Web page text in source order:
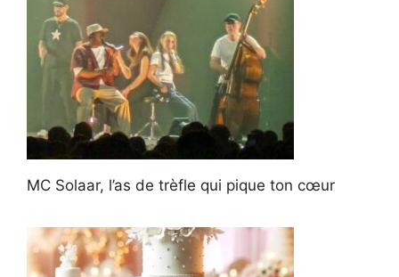
MC Solaar, l’as de trèfle qui pique ton cœur